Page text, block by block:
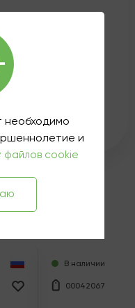
в наличии
В наличии
00042067
необходимо
и
файлов cookie